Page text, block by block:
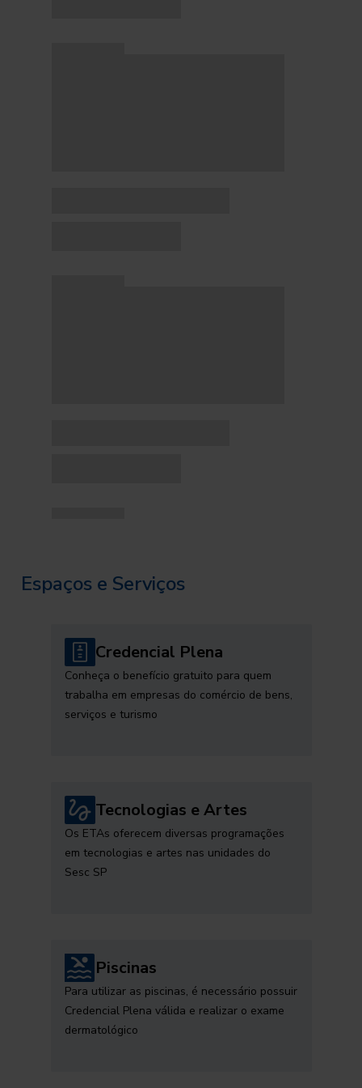
Espaços e Serviços
Credencial Plena
Conheça o benefício gratuito para quem
trabalha em empresas do comércio de bens,
serviços e turismo
Tecnologias e Artes
Os ETAs oferecem diversas programações
em tecnologias e artes nas unidades do
Sesc SP
Piscinas
Para utilizar as piscinas, é necessário possuir
Credencial Plena válida e realizar o exame
dermatológico